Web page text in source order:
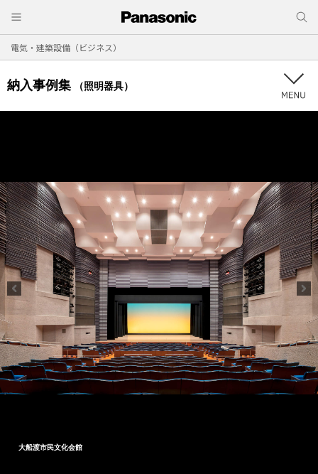
電気・建築設備（ビジネス）
納入事例集 （照明器具）
大船渡市民文化会館